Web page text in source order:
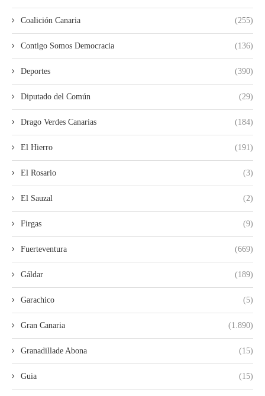
Coalición Canaria (255)
Contigo Somos Democracia (136)
Deportes (390)
Diputado del Común (29)
Drago Verdes Canarias (184)
El Hierro (191)
El Rosario (3)
El Sauzal (2)
Firgas (9)
Fuerteventura (669)
Gáldar (189)
Garachico (5)
Gran Canaria (1.890)
Granadillade Abona (15)
Guia (15)